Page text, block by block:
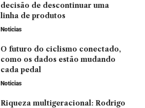
decisão de descontinuar uma
linha de produtos
Noticias
O futuro do ciclismo conectado,
como os dados estão mudando
cada pedal
Noticias
Riqueza multigeracional: Rodrigo